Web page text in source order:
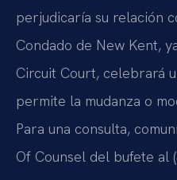
perjudicaría su relación
Condado de New Kent,
Circuit Court, celebrará
permite la mudanza o
Para una consulta,
Of Counsel del bufete al